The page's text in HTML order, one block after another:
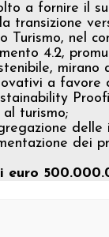
a fornire il
transizione
nel
4.2,
mirano
a
turismo;
delle
euro